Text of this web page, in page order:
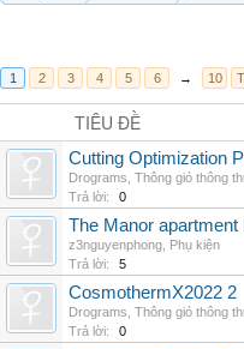
1 2 3 4 5 6 → 10
TIÊU ĐỀ
Cutting Optimization
Drograms Thông gió thông
Trả lời:
0
The Manor
z3nguyenphong Phụ kiện
Trả lời:
5
CosmothermX2022 2
Drograms Thông gió thông
Trả lời:
0